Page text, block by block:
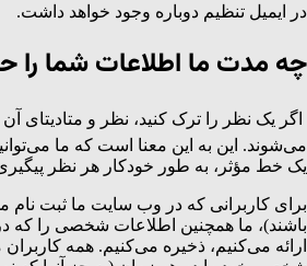
در ایمیل تنظیم دوباره وجود خواهد داشت.
چه مدت ما اطلاعات شما را
اگر یک نظر را ترک کنید، نظر و متادیتای
می‌شوند. این به این معنا است که ما
یک خط مؤثر، به طور خودکار هر نظر پیگیری
برای کاربرانی که در وب سایت ما ثبت نام
باشند)، ما همچنین اطلاعات شخصی را که
ارائه می‌کنیم، ذخیره می‌کنیم. همه کاربران